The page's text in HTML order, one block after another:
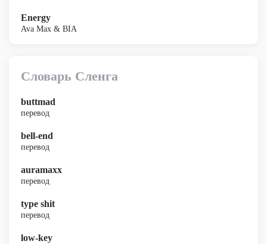
Energy
Ava Max & BIA
Словарь Сленга
buttmad
перевод
bell-end
перевод
auramaxx
перевод
type shit
перевод
low-key